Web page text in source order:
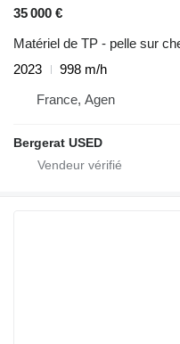
35 000 €
Matériel de TP - pelle sur
2023
998 m/h
France, Agen
Bergerat USED